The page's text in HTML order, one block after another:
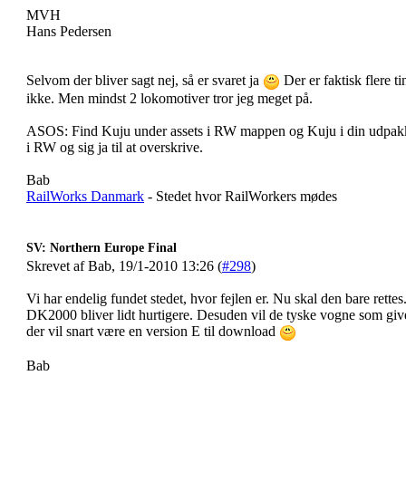
MVH
Hans Pedersen
Selvom der bliver sagt nej, så er svaret ja
Der er faktisk flere
ikke. Men mindst 2 lokomotiver tror jeg meget på.
ASOS: Find Kuju under assets i RW mappen og Kuju i din
i RW og sig ja til at overskrive.
Bab
RailWorks Danmark - Stedet hvor RailWorkers mødes
SV: Northern Europe Final
Skrevet af Bab, 19/1-2010 13:26 (#298)
Vi har endelig fundet stedet, hvor fejlen er. Nu skal den bare
DK2000 bliver lidt hurtigere. Desuden vil de tyske vogne som
der vil snart være en version E til download
Bab